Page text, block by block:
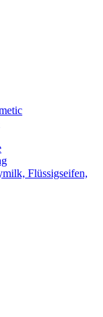
Flüssigseifen,